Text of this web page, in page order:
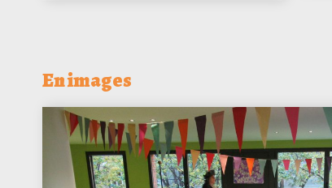
En images